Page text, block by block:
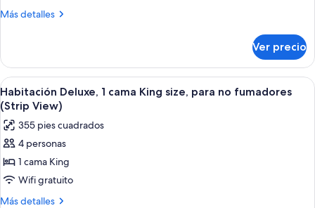
Pool
Smoking
Más detalles
Más
Queen
Suite,
Pool
View,
Non-
Smoking
Ver precio
Abrir
todas
las
fotos
de
Habitación
Deluxe,
1
Una habitación de hotel con una
8
Habitación Deluxe, 1 cama King size, para no fumadores
(Strip View)
355 pies cuadrados
4 personas
1 cama King
Wifi gratuito
Más detalles
Más